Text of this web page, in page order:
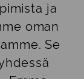
ja
oman
Se